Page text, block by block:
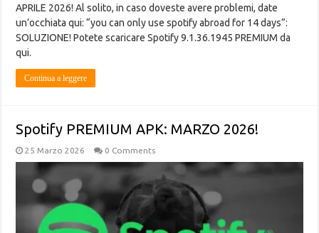
APRILE 2026! Al solito, in caso doveste avere problemi, date
un’occhiata qui: “you can only use spotify abroad for 14 days”:
SOLUZIONE! Potete scaricare Spotify 9.1.36.1945 PREMIUM da
qui.
Continua a leggere
Spotify PREMIUM APK: MARZO 2026!
25 Marzo 2026 0 Comments